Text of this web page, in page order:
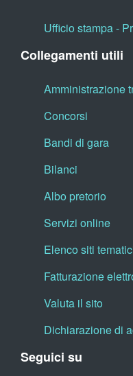
Ufficio stampa -
Collegamenti utili
Amministrazione
Concorsi
Bandi di gara
Bilanci
Albo pretorio
Servizi online
Elenco siti
Fatturazione
Valuta il sito
Dichiarazione di
Seguici su